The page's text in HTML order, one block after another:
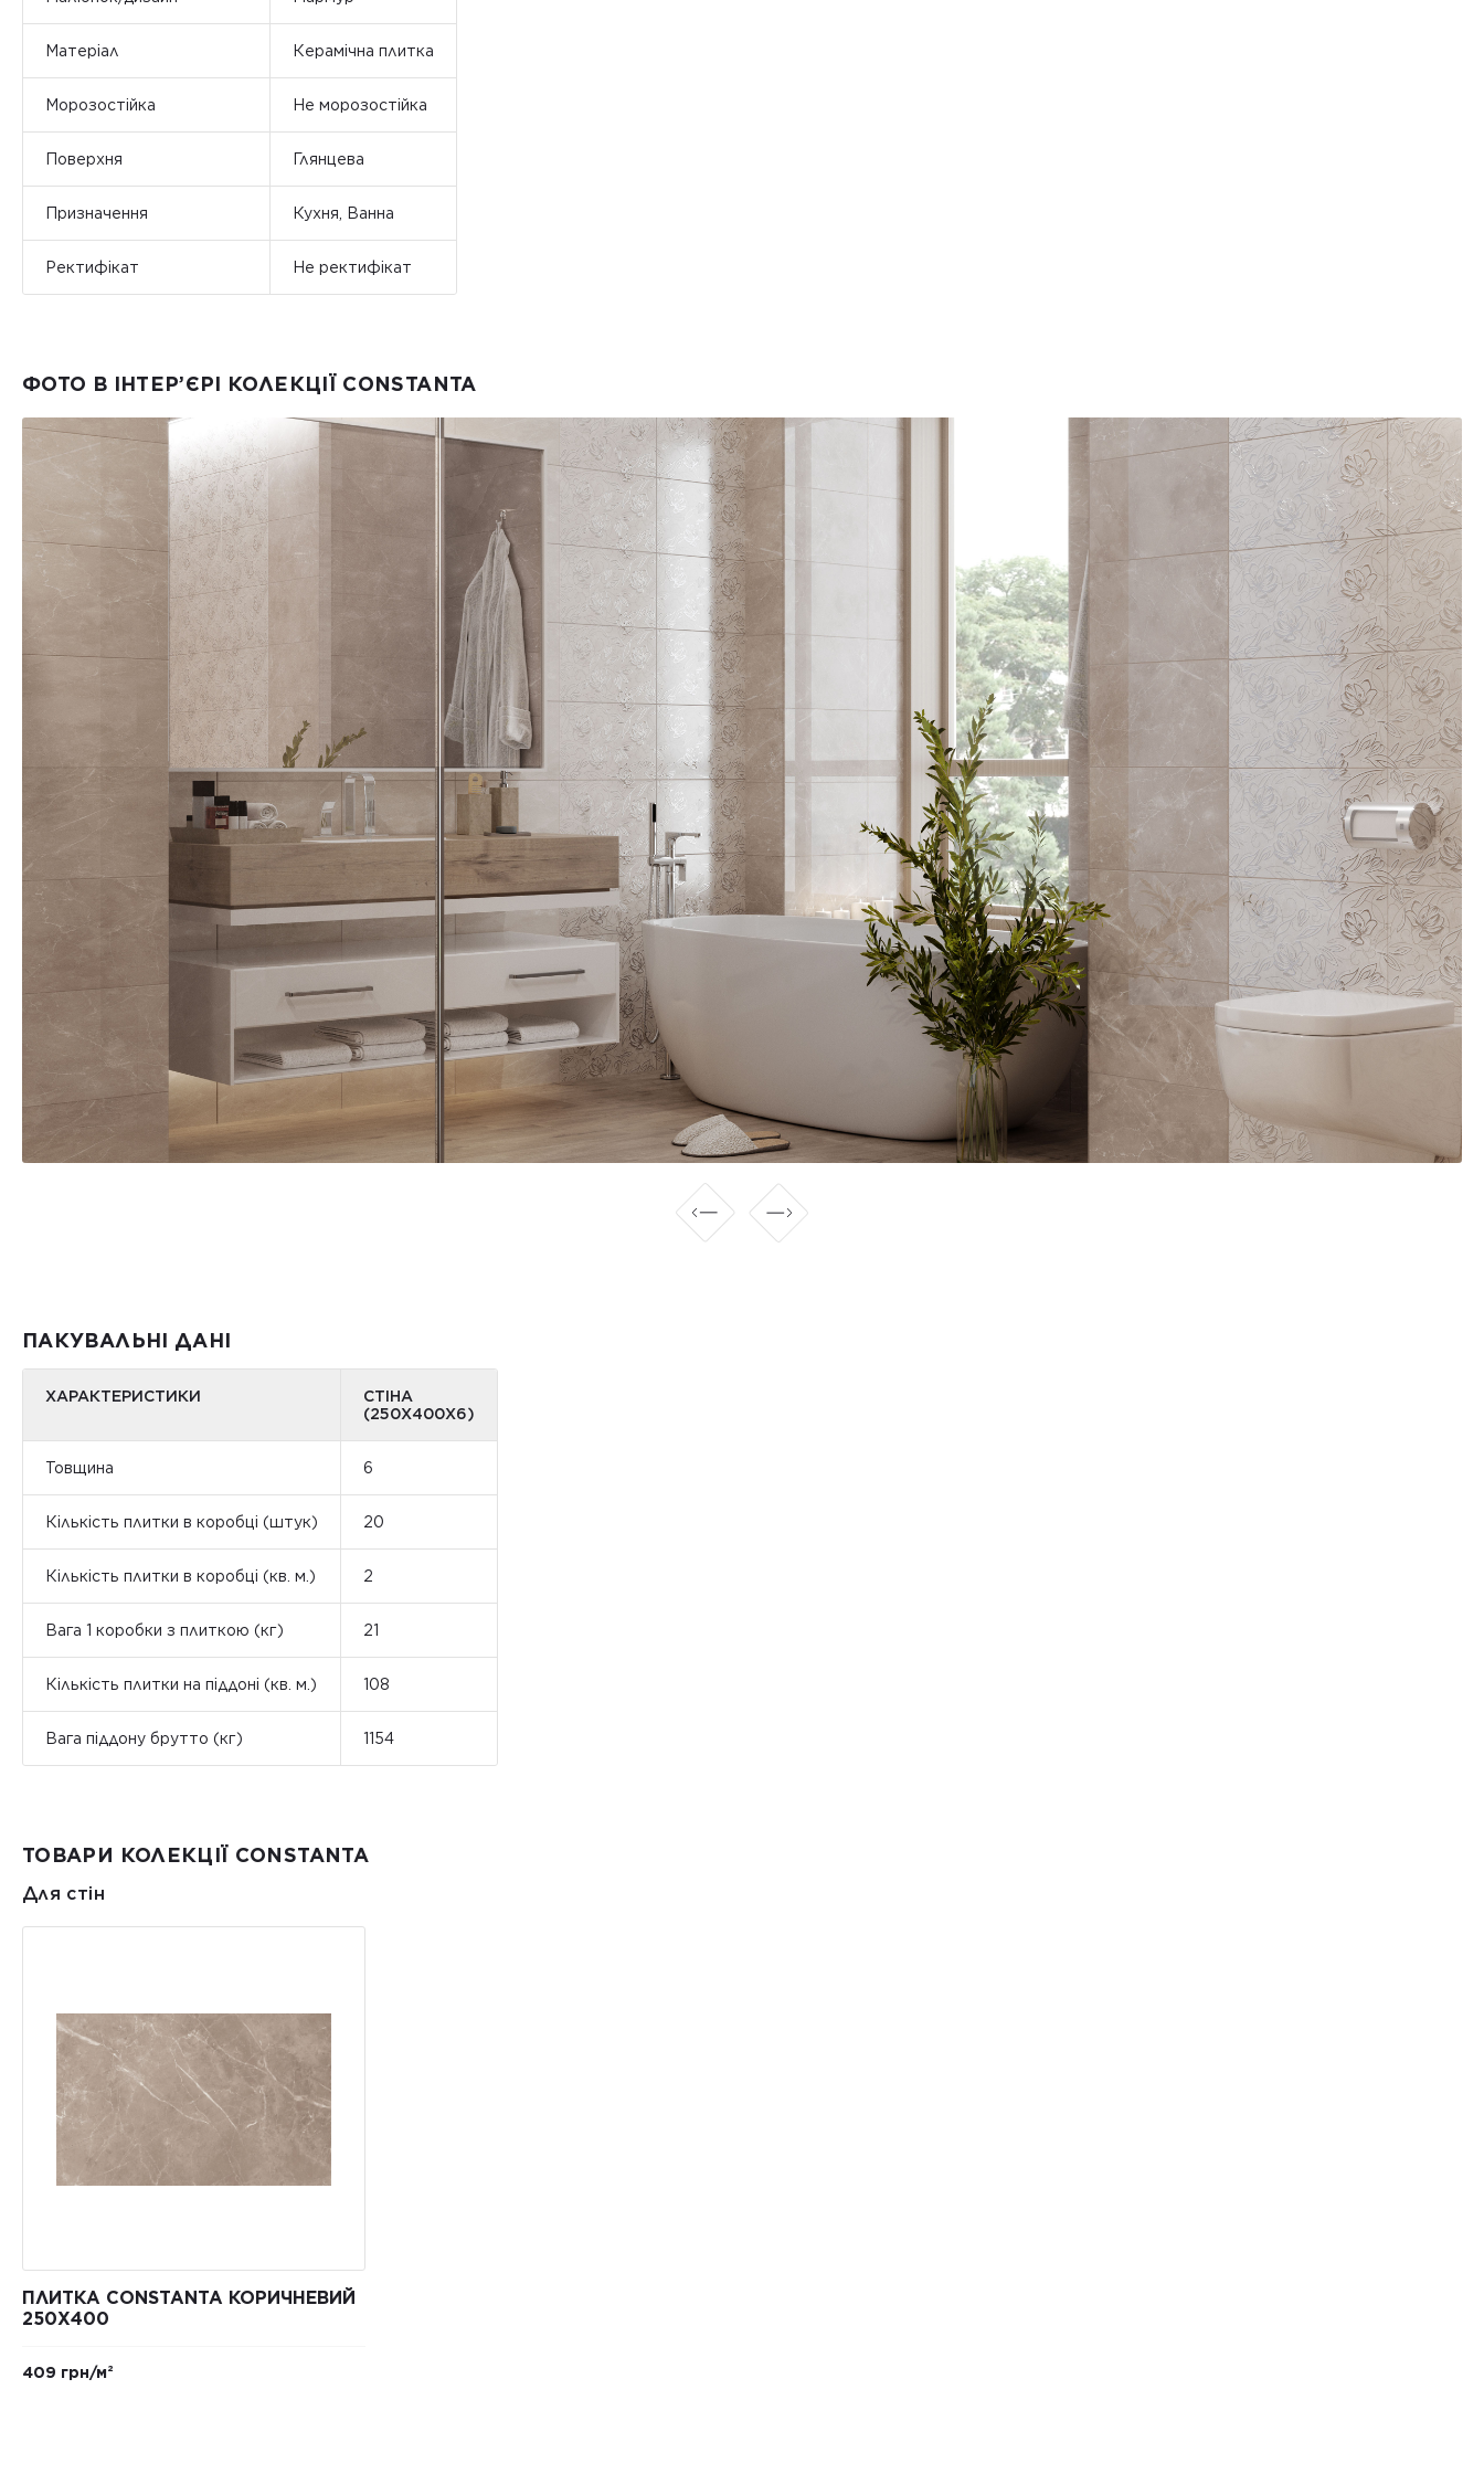
Матеріал Керамічна плитка
Морозостійка Не морозостійка
Поверхня Глянцева
Призначення Кухня, Ванна
Ректифікат Не ректифікат
ФОТО В ІНТЕР’ЄРІ КОЛЕКЦІЇ CONSTANTA
ПАКУВАЛЬНІ ДАНІ
ХАРАКТЕРИСТИКИ
СТІНА
(250X400X6)
Товщина 6
Кількість плитки в коробці (штук) 20
Кількість плитки в коробці (кв. м.) 2
Вага 1 коробки з плиткою (кг) 21
Кількість плитки на піддоні (кв. м.) 108
Вага піддону брутто (кг) 1154
ТОВАРИ КОЛЕКЦІЇ CONSTANTA
Для стін
ПЛИТКА CONSTANTA КОРИЧНЕВИЙ
250X400
409 грн/м²